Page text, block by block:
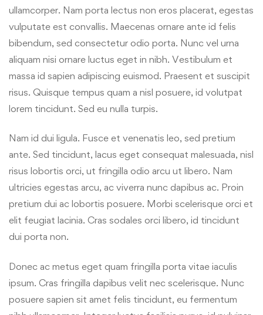
ullamcorper. Nam porta lectus non eros placerat, egestas
vulputate est convallis. Maecenas ornare ante id felis
bibendum, sed consectetur odio porta. Nunc vel urna
aliquam nisi ornare luctus eget in nibh. Vestibulum et
massa id sapien adipiscing euismod. Praesent et suscipit
risus. Quisque tempus quam a nisl posuere, id volutpat
lorem tincidunt. Sed eu nulla turpis.
Nam id dui ligula. Fusce et venenatis leo, sed pretium
ante. Sed tincidunt, lacus eget consequat malesuada, nisl
risus lobortis orci, ut fringilla odio arcu ut libero. Nam
ultricies egestas arcu, ac viverra nunc dapibus ac. Proin
pretium dui ac lobortis posuere. Morbi scelerisque orci et
elit feugiat lacinia. Cras sodales orci libero, id tincidunt
dui porta non.
Donec ac metus eget quam fringilla porta vitae iaculis
ipsum. Cras fringilla dapibus velit nec scelerisque. Nunc
posuere sapien sit amet felis tincidunt, eu fermentum